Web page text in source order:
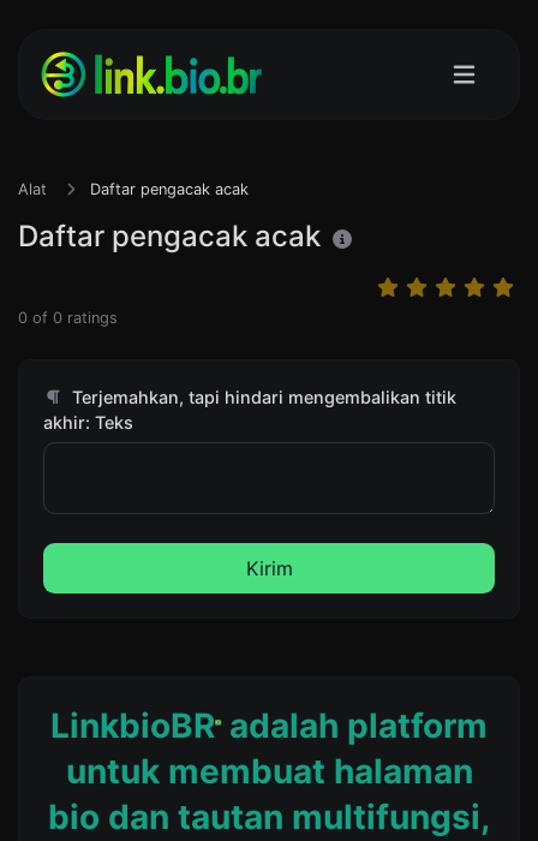
Alat Daftar pengacak acak
Daftar pengacak acak
0 of 0 ratings
Terjemahkan, tapi hindari mengembalikan titik
akhir: Teks
Kirim
LinkbioBR adalah platform
untuk membuat halaman
bio dan tautan multifungsi,